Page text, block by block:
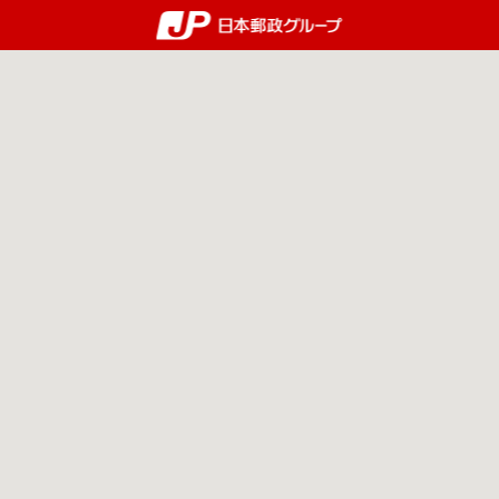
郵便局・日本郵政グループ